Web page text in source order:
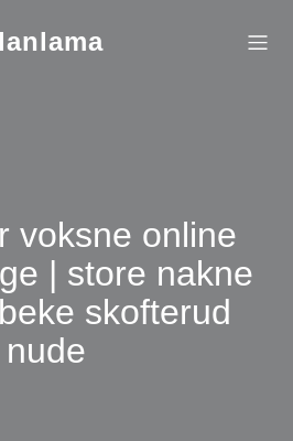
voksne online
| store nakne
skofterud
nude